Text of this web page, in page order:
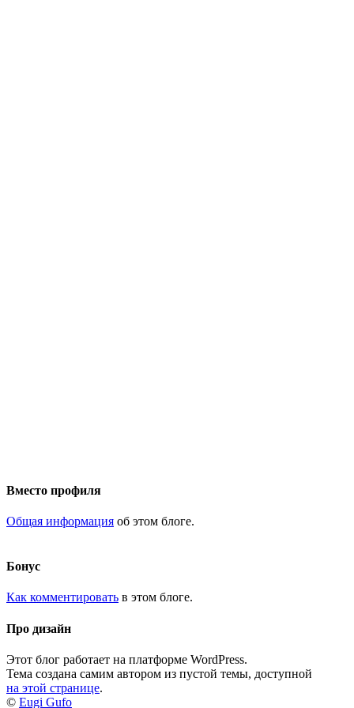
Вместо профиля
Общая информация об этом блоге.
Бонус
Как комментировать в этом блоге.
Про дизайн
Этот блог работает на платформе WordPress.
Тема создана самим автором из пустой темы, доступной
на этой странице.
© Eugi Gufo